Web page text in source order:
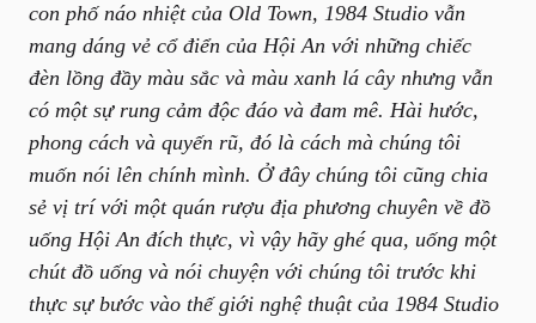
con phố náo nhiệt của Old Town, 1984 Studio vẫn
mang dáng vẻ cổ điển của Hội An với những chiếc
đèn lồng đầy màu sắc và màu xanh lá cây nhưng vẫn
có một sự rung cảm độc đáo và đam mê. Hài hước,
phong cách và quyến rũ, đó là cách mà chúng tôi
muốn nói lên chính mình. Ở đây chúng tôi cũng chia
sẻ vị trí với một quán rượu địa phương chuyên về đồ
uống Hội An đích thực, vì vậy hãy ghé qua, uống một
chút đồ uống và nói chuyện với chúng tôi trước khi
thực sự bước vào thế giới nghệ thuật của 1984 Studio